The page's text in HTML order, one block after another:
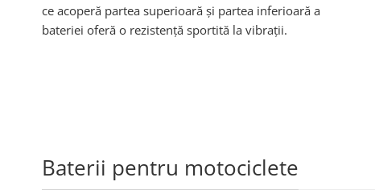
ce acoperă partea superioară și partea inferioară a
bateriei oferă o rezistență sportită la vibrații.
Baterii pentru motociclete